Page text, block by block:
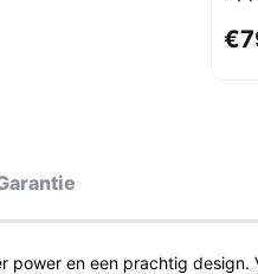
power en een prachtig